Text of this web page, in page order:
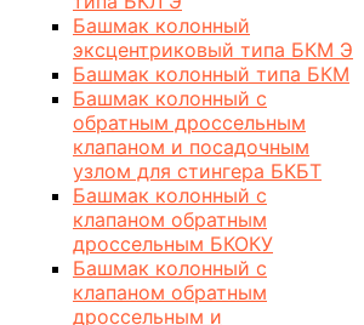
Башмак колонный
эксцентриковый типа БКМ Э
Башмак колонный типа БКМ
Башмак колонный с
обратным дроссельным
клапаном и посадочным
узлом для стингера БКБТ
Башмак колонный с
клапаном обратным
дроссельным БКОКУ
Башмак колонный с
клапаном обратным
дроссельным и